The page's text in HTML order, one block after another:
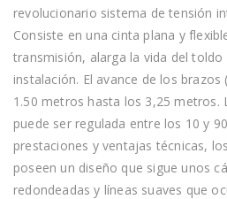
revolucionario sistema de tensión
Consiste en una cinta plana y
transmisión, alarga la vida del
instalación. El avance de los
1.50 metros hasta los 3,25 metros.
puede ser regulada entre los 10 y
prestaciones y ventajas técnicas,
poseen un diseño que sigue unos
redondeadas y líneas suaves que